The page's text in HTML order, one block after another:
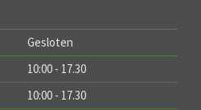
Gesloten
10:00 - 17.30
10:00 - 17.30